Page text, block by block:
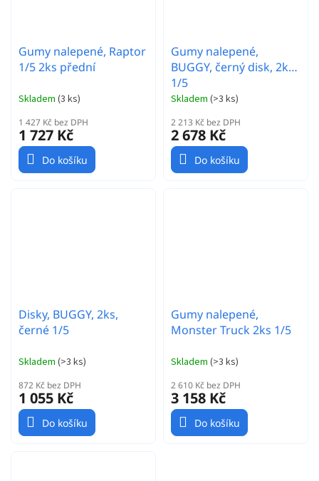
Gumy nalepené, Raptor
1/5 2ks přední
Skladem (3 ks)
1 427 Kč bez DPH
1 727 Kč
Do košíku
Gumy nalepené,
BUGGY, černý disk, 2ks,
1/5
Skladem (>3 ks)
2 213 Kč bez DPH
2 678 Kč
Do košíku
Disky, BUGGY, 2ks,
černé 1/5
Skladem (>3 ks)
872 Kč bez DPH
1 055 Kč
Do košíku
Gumy nalepené,
Monster Truck 2ks 1/5
Skladem (>3 ks)
2 610 Kč bez DPH
3 158 Kč
Do košíku